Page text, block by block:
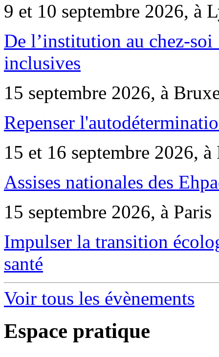
9 et 10 septembre 2026, à
De l’institution au chez-
inclusives
15 septembre 2026, à
Repenser
15 et 16 septembre 2026, à
Assises nationales des
15 septembre 2026, à Paris
Impulser la transition
santé
Voir tous les évènements
Espace pratique